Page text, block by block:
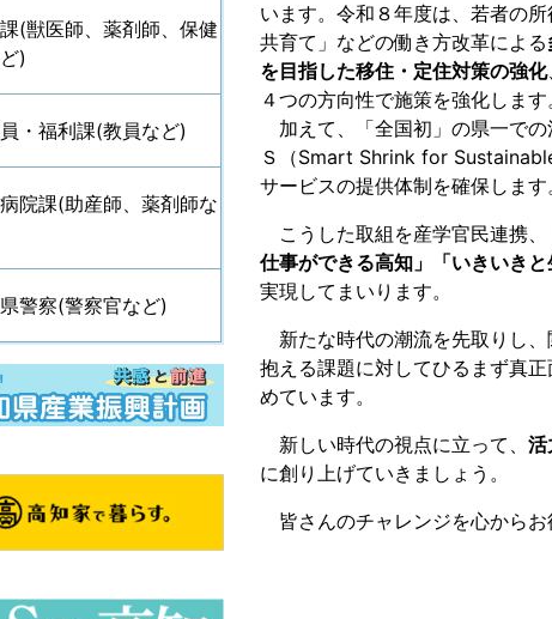
います。令和８年度は、若者の
共育て」などの働き方改革による
を目指した移住・定住対策の強化
４つの方向性で施策を強化します
加えて、「全国初」の県一での
Ｓ（Smart Shrink for
サービスの提供体制を確保します
こうした取組を産学官民連携、
仕事ができる高知」「いきいき
実現してまいります。
新たな時代の潮流を先取りし
抱える課題に対してひるまず真
めています。
新しい時代の視点に立って、 活
に創り上げていきましょう。
皆さんのチャレンジを心からお
(獣医師、薬剤師、保健
)
・福利課(教員など)
院課(助産師、薬剤師な
警察(警察官など)